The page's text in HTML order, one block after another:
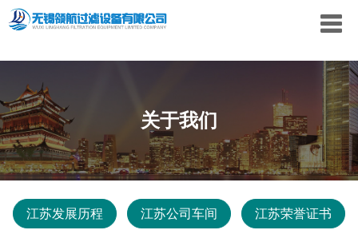
关于我们
江苏发展历程 江苏公司车间 江苏荣誉证书